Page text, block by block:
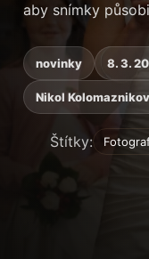
aby snímky
novinky 8. 3.
Nikol
Štítky: